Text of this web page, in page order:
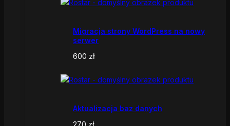
Migracja strony WordPress na nowy
serwer
600 zł
Aktualizacja baz danych